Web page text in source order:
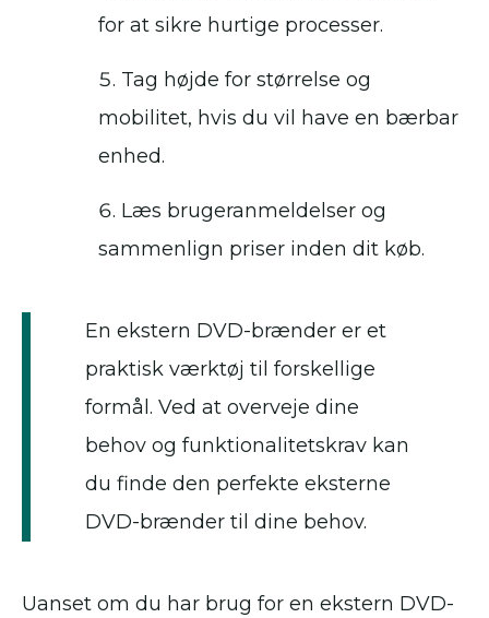
for at sikre hurtige processer.
Tag højde for størrelse og
mobilitet, hvis du vil have en bærbar
enhed.
Læs brugeranmeldelser og
sammenlign priser inden dit køb.
En ekstern DVD-brænder er et
praktisk værktøj til forskellige
formål. Ved at overveje dine
behov og funktionalitetskrav kan
du finde den perfekte eksterne
DVD-brænder til dine behov.
Uanset om du har brug for en ekstern DVD-